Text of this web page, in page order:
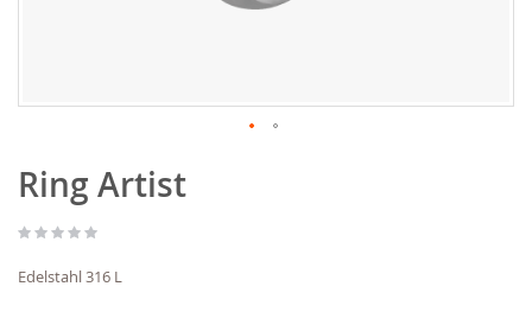
Anfang
der
springen
Ring Artist
Edelstahl 316 L